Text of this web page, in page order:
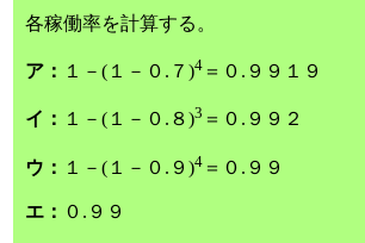
各稼働率を計算する。
ア： １－(１－０.７)4 ＝０.９９１９
イ： １－(１－０.８)3 ＝０.９９２
ウ： １－(１－０.９)4 ＝０.９９
エ： ０.９９